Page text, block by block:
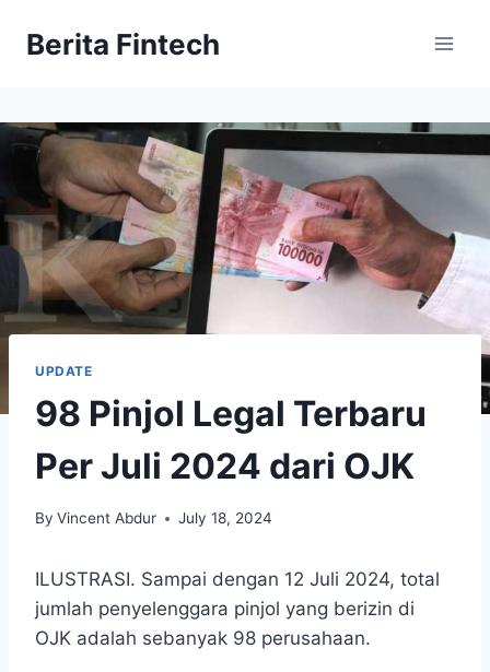
Berita Fintech
UPDATE
98 Pinjol Legal Terbaru
Per Juli 2024 dari OJK
By Vincent Abdur July 18, 2024
ILUSTRASI. Sampai dengan 12 Juli 2024, total
jumlah penyelenggara pinjol yang berizin di
OJK adalah sebanyak 98 perusahaan.